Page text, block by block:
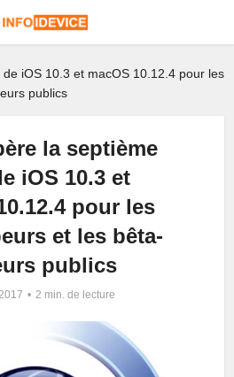
iOS 10.3 et macOS 10.12.4 pour les
publics
la septième
iOS 10.3 et
pour les
et les bêta-
publics
2 min. de lecture